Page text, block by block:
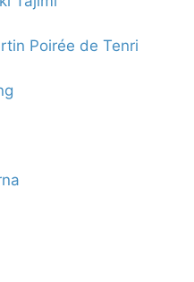
Poirée de Tenri